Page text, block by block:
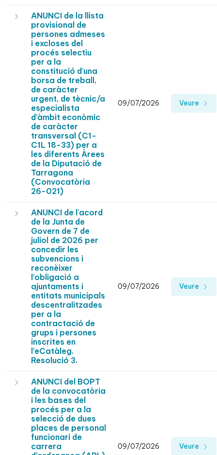
ANUNCI de la llista
provisional de
persones admeses
i excloses del
procés selectiu
per a la
constitució d'una
borsa de treball,
de caràcter
urgent, de tècnic/a
especialista
d’àmbit econòmic
de caràcter
transversal (C1-
C1L 18-33) per a
les diferents Àrees
de la Diputació de
Tarragona
(Convocatòria
26-021)
09/07/2026 Veure
ANUNCI de l'acord
de la Junta de
Govern de 7 de
juliol de 2026 per
concedir les
subvencions i
reconèixer
l’obligació a
ajuntaments i
entitats municipals
descentralitzades
per a la
contractació de
grups i persones
inscrites en
l’eCatàleg.
Resolució 3.
09/07/2026 Veure
ANUNCI del BOPT
de la convocatòria
i les bases del
procés per a la
selecció de dues
places de personal
funcionari de
carrera
09/07/2026 Veure